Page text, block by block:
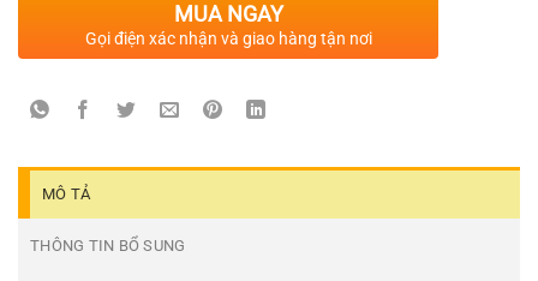
MUA NGAY
Gọi điện xác nhận và giao hàng tận nơi
MÔ TẢ
THÔNG TIN BỔ SUNG